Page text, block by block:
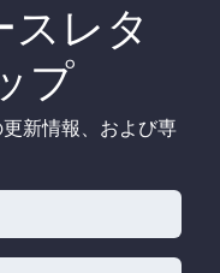
レタ
プ
新情報、および専